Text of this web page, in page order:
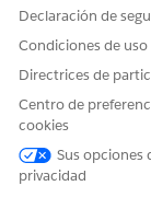
Obtenga
en objetos
Service y
Obtenga
disponibles
aplicación
Declaración de
Condiciones de uso
Directrices de
Centro de
cookies
Sus opciones
privacidad